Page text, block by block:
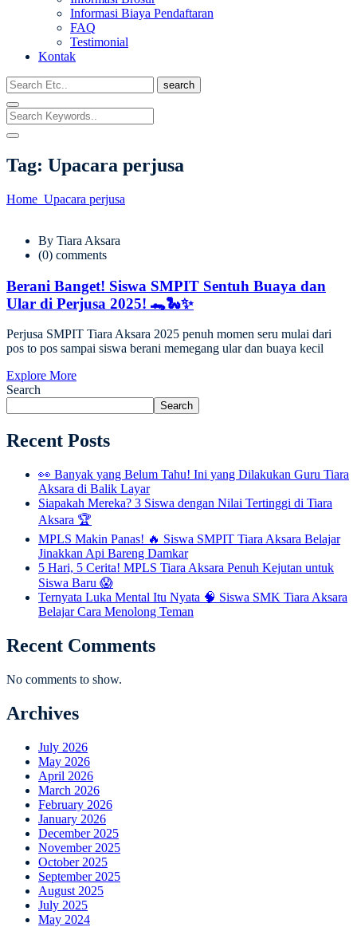
Informasi Biaya Pendaftaran
FAQ
Testimonial
Kontak
search
Tag: Upacara perjusa
Home Upacara perjusa
By Tiara Aksara
(0) comments
Berani Banget! Siswa SMPIT Sentuh Buaya dan
Ular di Perjusa 2025! 🐊🐍✨
Perjusa SMPIT Tiara Aksara 2025 penuh momen seru mulai dari
pos to pos sampai siswa berani memegang ular dan buaya kecil
Explore More
Search
Search
Recent Posts
👀 Banyak yang Belum Tahu! Ini yang Dilakukan Guru Tiara
Aksara di Balik Layar
Siapakah Mereka? 3 Siswa dengan Nilai Tertinggi di Tiara
Aksara 🏆
MPLS Makin Panas! 🔥 Siswa SMPIT Tiara Aksara Belajar
Jinakkan Api Bareng Damkar
5 Hari, 5 Cerita! MPLS Tiara Aksara Penuh Kejutan untuk
Siswa Baru 😱
Ternyata Luka Mental Itu Nyata 🧠 Siswa SMK Tiara Aksara
Belajar Cara Menolong Teman
Recent Comments
No comments to show.
Archives
July 2026
May 2026
April 2026
March 2026
February 2026
January 2026
December 2025
November 2025
October 2025
September 2025
August 2025
July 2025
May 2024